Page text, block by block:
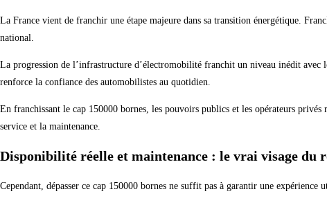
La France vient de franchir une étape majeure dans sa transition énergétique.
national.
La progression de l’infrastructure d’électromobilité franchit un niveau inédit avec
renforce la confiance des automobilistes au quotidien.
En franchissant le cap 150000 bornes, les pouvoirs publics et les opérateurs
service et la maintenance.
Disponibilité réelle et maintenance : le vrai visage du
Cependant, dépasser ce cap 150000 bornes ne suffit pas à garantir une